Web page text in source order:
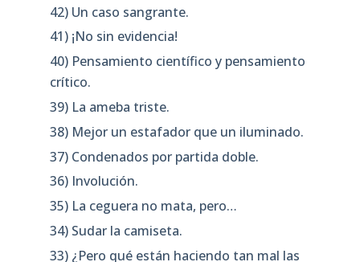
42) Un caso sangrante.
41) ¡No sin evidencia!
40) Pensamiento científico y pensamiento
crítico.
39) La ameba triste.
38) Mejor un estafador que un iluminado.
37) Condenados por partida doble.
36) Involución.
35) La ceguera no mata, pero…
34) Sudar la camiseta.
33) ¿Pero qué están haciendo tan mal las